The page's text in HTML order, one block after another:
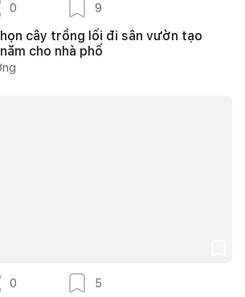
0 9
cây trồng lối đi sân vườn tạo
cho nhà phố
0 5